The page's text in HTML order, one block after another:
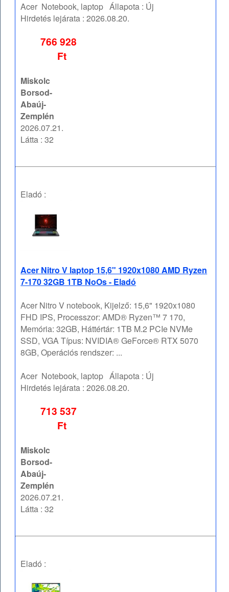
Acer Notebook, laptop Állapota : Új
Hirdetés lejárata :2026.08.20.
766 928
Ft
Miskolc
Borsod-
Abaúj-
Zemplén
2026.07.21.
Látta : 32
Eladó :
Acer Nitro V laptop 15,6" 1920x1080 AMD Ryzen
7-170 32GB 1TB NoOs - Eladó
Acer Nitro V notebook, Kijelző: 15,6" 1920x1080
FHD IPS, Processzor: AMD® Ryzen™ 7 170,
Memória: 32GB, Háttértár: 1TB M.2 PCIe NVMe
SSD, VGA Típus: NVIDIA® GeForce® RTX 5070
8GB, Operációs rendszer: ...
Acer Notebook, laptop Állapota : Új
Hirdetés lejárata :2026.08.20.
713 537
Ft
Miskolc
Borsod-
Abaúj-
Zemplén
2026.07.21.
Látta : 32
Eladó :